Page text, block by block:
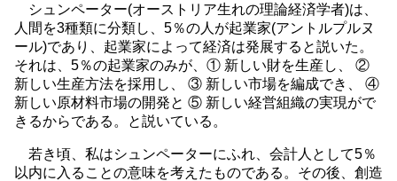
シュンペーター(オーストリア生れの理論経済学者)は、
人間を3種類に分類し、5％の人が起業家(アントルプルヌ
ール)であり、起業家によって経済は発展すると説いた。
それは、5％の起業家のみが、① 新しい財を生産し、 ②
新しい生産方法を採用し、 ③ 新しい市場を編成でき、 ④
新しい原材料市場の開発と ⑤ 新しい経営組織の実現がで
きるからである。と説いている。
若き頃、私はシュンペーターにふれ、会計人として5％
以内に入ることの意味を考えたものである。その後、創造